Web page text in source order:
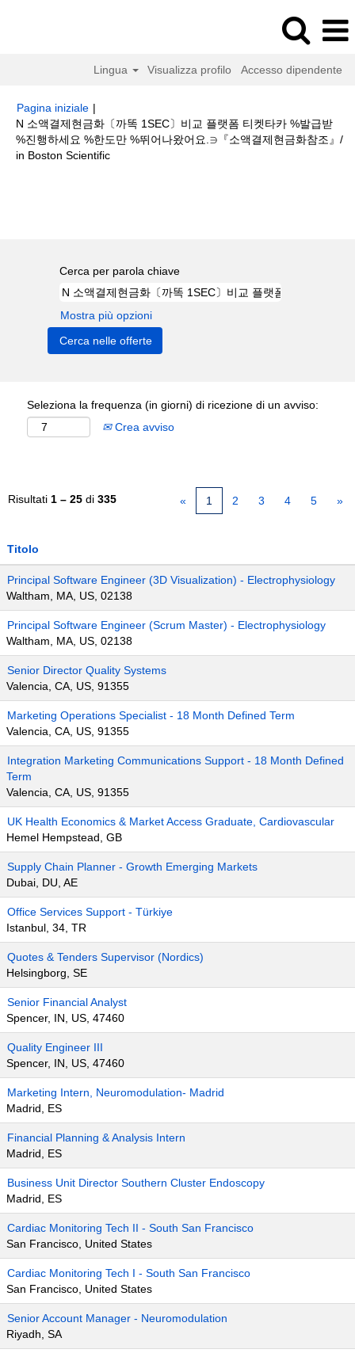
Lingua Visualizza profilo Accesso dipendente
Pagina iniziale |
N 소액결제현금화〔까똑 1SEC〕비교 플랫폼 티켓타카 %발급받
%진행하세요 %한도만 %뛰어나왔어요.∋『소액결제현금화참조』/
in Boston Scientific(pagina
Cerca per parola chiave
Mostra più opzioni
Seleziona la frequenza (in giorni) di ricezione di un avviso:
Crea avviso
Risultati 1 – 25 di 335 « 1 2 3 4 5 »
Titolo
Principal Software Engineer (3D Visualization) - Electrophysiology
Waltham, MA, US, 02138
Principal Software Engineer (Scrum Master) - Electrophysiology
Waltham, MA, US, 02138
Senior Director Quality Systems
Valencia, CA, US, 91355
Marketing Operations Specialist - 18 Month Defined Term
Valencia, CA, US, 91355
Integration Marketing Communications Support - 18 Month Defined
Term
Valencia, CA, US, 91355
UK Health Economics & Market Access Graduate, Cardiovascular
Hemel Hempstead, GB
Supply Chain Planner - Growth Emerging Markets
Dubai, DU, AE
Office Services Support - Türkiye
Istanbul, 34, TR
Quotes & Tenders Supervisor (Nordics)
Helsingborg, SE
Senior Financial Analyst
Spencer, IN, US, 47460
Quality Engineer III
Spencer, IN, US, 47460
Marketing Intern, Neuromodulation- Madrid
Madrid, ES
Financial Planning & Analysis Intern
Madrid, ES
Business Unit Director Southern Cluster Endoscopy
Madrid, ES
Cardiac Monitoring Tech II - South San Francisco
San Francisco, United States
Cardiac Monitoring Tech I - South San Francisco
San Francisco, United States
Senior Account Manager - Neuromodulation
Riyadh, SA